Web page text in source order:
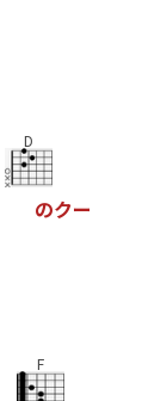
D
のクー
F